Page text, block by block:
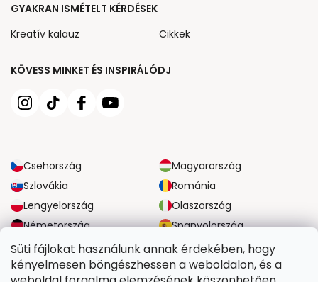
Süti fájlokat használunk annak érdekében, hogy
kényelmesen böngészhessen a weboldalon, és a
KÖVESS MINKET ÉS INSPIRÁLÓDJ
Csehország
Magyarország
Szlovákia
Románia
Lengyelország
Olaszország
Németország
Spanyolország
Nagy-Britannia
Ausztria
GYAKRAN ISMÉTELT KÉRDÉSEK
Kreatív kalauz
Cikkek